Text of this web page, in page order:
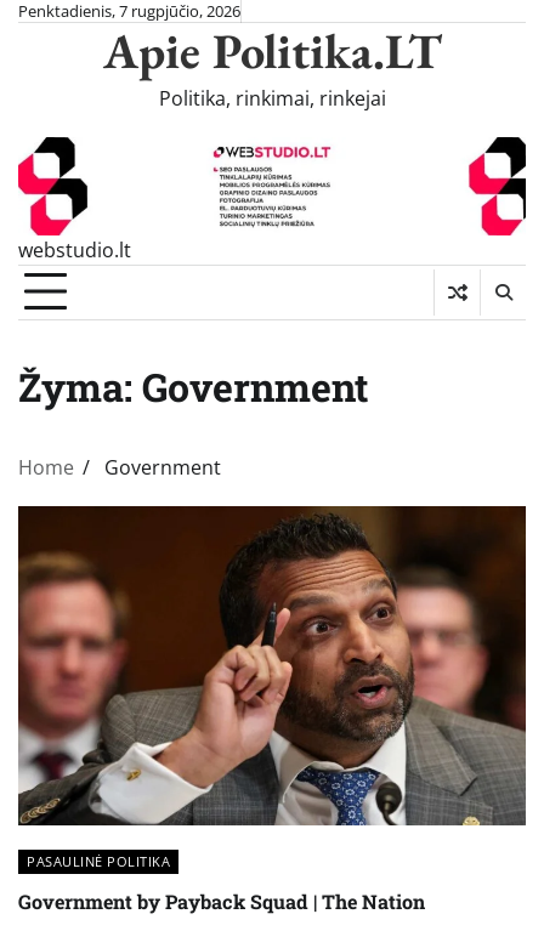
SkipPenktadienis, 7 rugpjūčio, 2026
Apie Politika.LT
Politika, rinkimai, rinkejai
webstudio.lt
Žyma: Government
Home Government
PASAULINĖ POLITIKA
Government by Payback Squad | The Nation